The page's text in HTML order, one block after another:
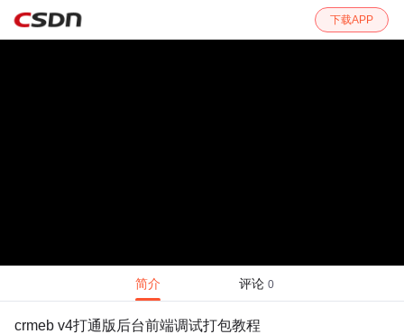
下载APP
简介 评论 0
crmeb v4打通版后台前端调试打包教程